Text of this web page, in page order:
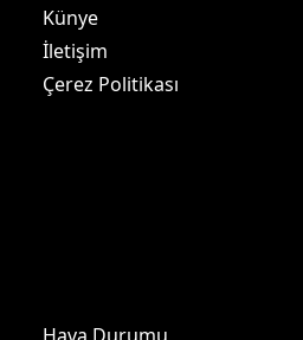
Künye
İletişim
Çerez Politikası